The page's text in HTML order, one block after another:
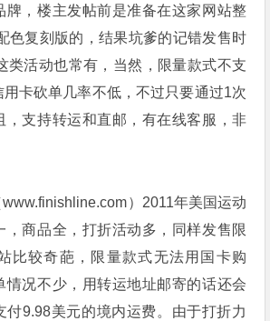
牌，楼主发帖前是准备在这家网站整
色复刻版的，结果坑爹的记错发售时
类活动也常有，当然，限量款式不支
卡砍单几率不低，不过只要通过1次
，支持转运和直邮，有在线客服，非
）2011年美国运动
，商品全，打折活动多，同样发售限
比较奇葩，限量款式无法用国卡购
情况不少，用转运地址邮寄的话还会
付9.98美元的境内运费。由于打折力